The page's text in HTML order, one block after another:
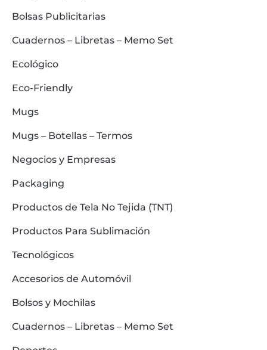
Bolsas Publicitarias
Cuadernos – Libretas – Memo Set
Ecológico
Eco-Friendly
Mugs
Mugs – Botellas – Termos
Negocios y Empresas
Packaging
Productos de Tela No Tejida (TNT)
Productos Para Sublimación
Tecnológicos
Accesorios de Automóvil
Bolsos y Mochilas
Cuadernos – Libretas – Memo Set